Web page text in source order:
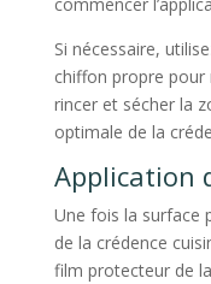
Si nécessaire,
chiffon propre pour
rincer et sécher la
optimale de la
Application
Une fois la surface
de la crédence
film protecteur de